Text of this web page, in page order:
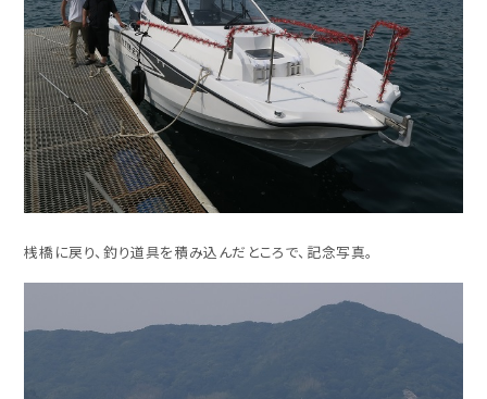
桟橋に戻り、釣り道具を積み込んだところで、記念写真。